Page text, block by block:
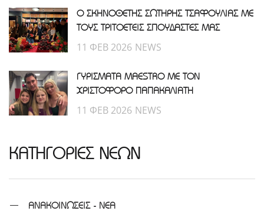
Ο ΣΚΗΝΟΘΕΤΗΣ ΣΩΤΗΡΗΣ ΤΣΑΦΟΥΛΙΑΣ ΜΕ
ΤΟΥΣ ΤΡΙΤΟΕΤΕΙΣ ΣΠΟΥΔΑΣΤΕΣ ΜΑΣ
11 ΦΕΒ 2026 NEWS
ΓΥΡΙΣΜΑΤΑ MAESTRO ΜΕ ΤΟΝ
ΧΡΙΣΤΟΦΟΡΟ ΠΑΠΑΚΑΛΙΑΤΗ
11 ΦΕΒ 2026 NEWS
ΚΑΤΗΓΟΡΙΕΣ ΝΕΩΝ
ΑΝΑΚΟΙΝΩΣΕΙΣ - ΝΕΑ